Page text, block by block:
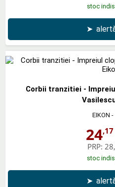
stoc
➤
Corbii tranzitiei -
EIKON -
24,17
PRP:
stoc
➤